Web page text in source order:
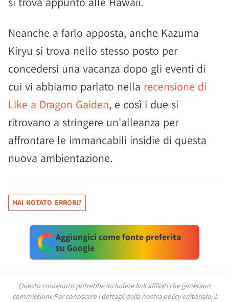
Neanche a farlo apposta, anche Kazuma
Kiryu si trova nello stesso posto per
concedersi una vacanza dopo gli eventi di
cui vi abbiamo parlato nella recensione di
Like a Dragon Gaiden, e così i due si
ritrovano a stringere un'alleanza per
affrontare le immancabili insidie di questa
nuova ambientazione.
HAI NOTATO ERRORI?
Aggiungici come fonte preferita
su Google
Questo contenuto potrebbe includere link affiliati che generano
commissioni. Per conoscere i dettagli della nostra policy editoriale, è